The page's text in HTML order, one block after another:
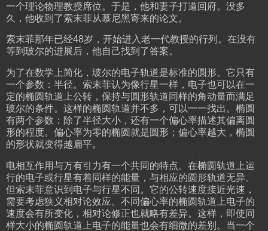
一个理论物理教授席位。于是，他和妻子打道回府。没多
久，他收到了索末菲从慕尼黑寄来的论文。
索末菲那年已经48岁，开始进入老一代教授的行列。在没有
等到玻尔的进展后，他自己找到了答案。
为了在数学上简化，玻尔的电子轨道是标准的圆形。它只有
一个参数：半径。索末菲认为像行星一样，电子也可以在一
定的椭圆轨道上公转，保持与圆形轨道同样的角动量而满足
玻尔的条件。这样的椭圆轨道并不多，可以一一找出。椭圆
有两个参数：除了半径大小，还有一个偏心率描述其偏离圆
形的程度。偏心率为零的椭圆就是圆形；偏心率越大，椭圆
的形状就变得越扁平。
电相互作用与万有引力有一个共同的特点。在椭圆轨道上运
行的电子或行星有着同样的能量，与相应的圆形轨道无异。
但索末菲意识到电子与行星不同。它的公转速度接近光速，
需要考虑狭义相对论效应。不同偏心率的椭圆轨道上电子的
速度会有所变化，相对论修正也就略有差异。这样，即使同
样大小的椭圆轨道上电子的能量也会有细微的差别。当一个